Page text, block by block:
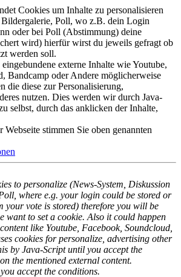
Cookies um Inhalte zu personalisieren
Poll, wo z.B. dein Login
oder bei Poll (Abstimmung) deine
wird) hierfür wirst du jeweils gefragt ob
werden soll.
externe Inhalte wie Youtube,
Bandcamp oder Andere möglicherweise
die diese zur Personalisierung,
nutzen. Dies werden wir durch Java-
selbst, durch das anklicken der Inhalte,
stimmen Sie oben genannten
to personalize (News-System, Diskussion
where e.g. your login could be stored or
your vote is stored) therefore you will be
want to set a cookie. Also it could happen
like Youtube, Facebook, Soundcloud,
cookies for personalize, advertising other
by Java-Script until you accept the
the mentioned external content.
accept the conditions.